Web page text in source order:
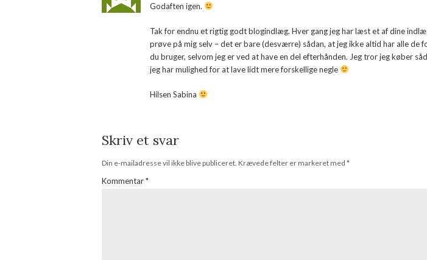
Godaften igen.
Tak for endnu et rigtig godt blogindlæg. Hver gang jeg har læst et af dine
prøve på mig selv – det er bare (desværre) sådan, at jeg ikke altid har alle de
du bruger, selvom jeg er ved at have en del efterhånden. Jeg tror jeg køber
jeg har mulighed for at lave lidt mere forskellige negle
Hilsen Sabina
Skriv et svar
Din e-mailadresse vil ikke blive publiceret. Krævede felter er markeret med *
Kommentar*